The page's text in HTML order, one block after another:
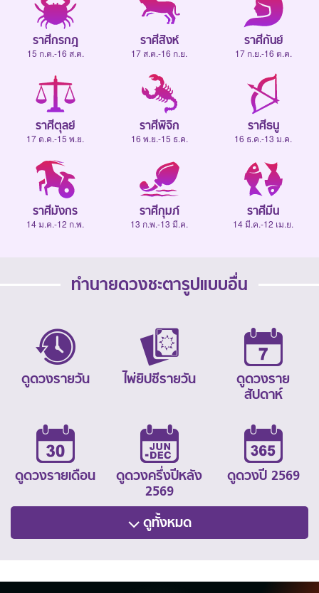
ราศีกรกฎ
15 ก.ค.-16 ส.ค.
ราศีสิงห์
17 ส.ค.-16 ก.ย.
ราศีกันย์
17 ก.ย.-16 ต.ค.
ราศีตุลย์
17 ต.ค.-15 พ.ย.
ราศีพิจิก
16 พ.ย.-15 ธ.ค.
ราศีธนู
16 ธ.ค.-13 ม.ค.
ราศีมังกร
14 ม.ค.-12 ก.พ.
ราศีกุมภ์
13 ก.พ.-13 มี.ค.
ราศีมีน
14 มี.ค.-12 เม.ย.
ทำนายดวงชะตารูปแบบอื่น
ดูดวงรายวัน ไพ่ยิปซีรายวัน
ดูดวงราย
สัปดาห์
ดูดวงรายเดือน
ดูดวงครึ่งปีหลัง
2569
ดูดวงปี 2569
ดูทั้งหมด